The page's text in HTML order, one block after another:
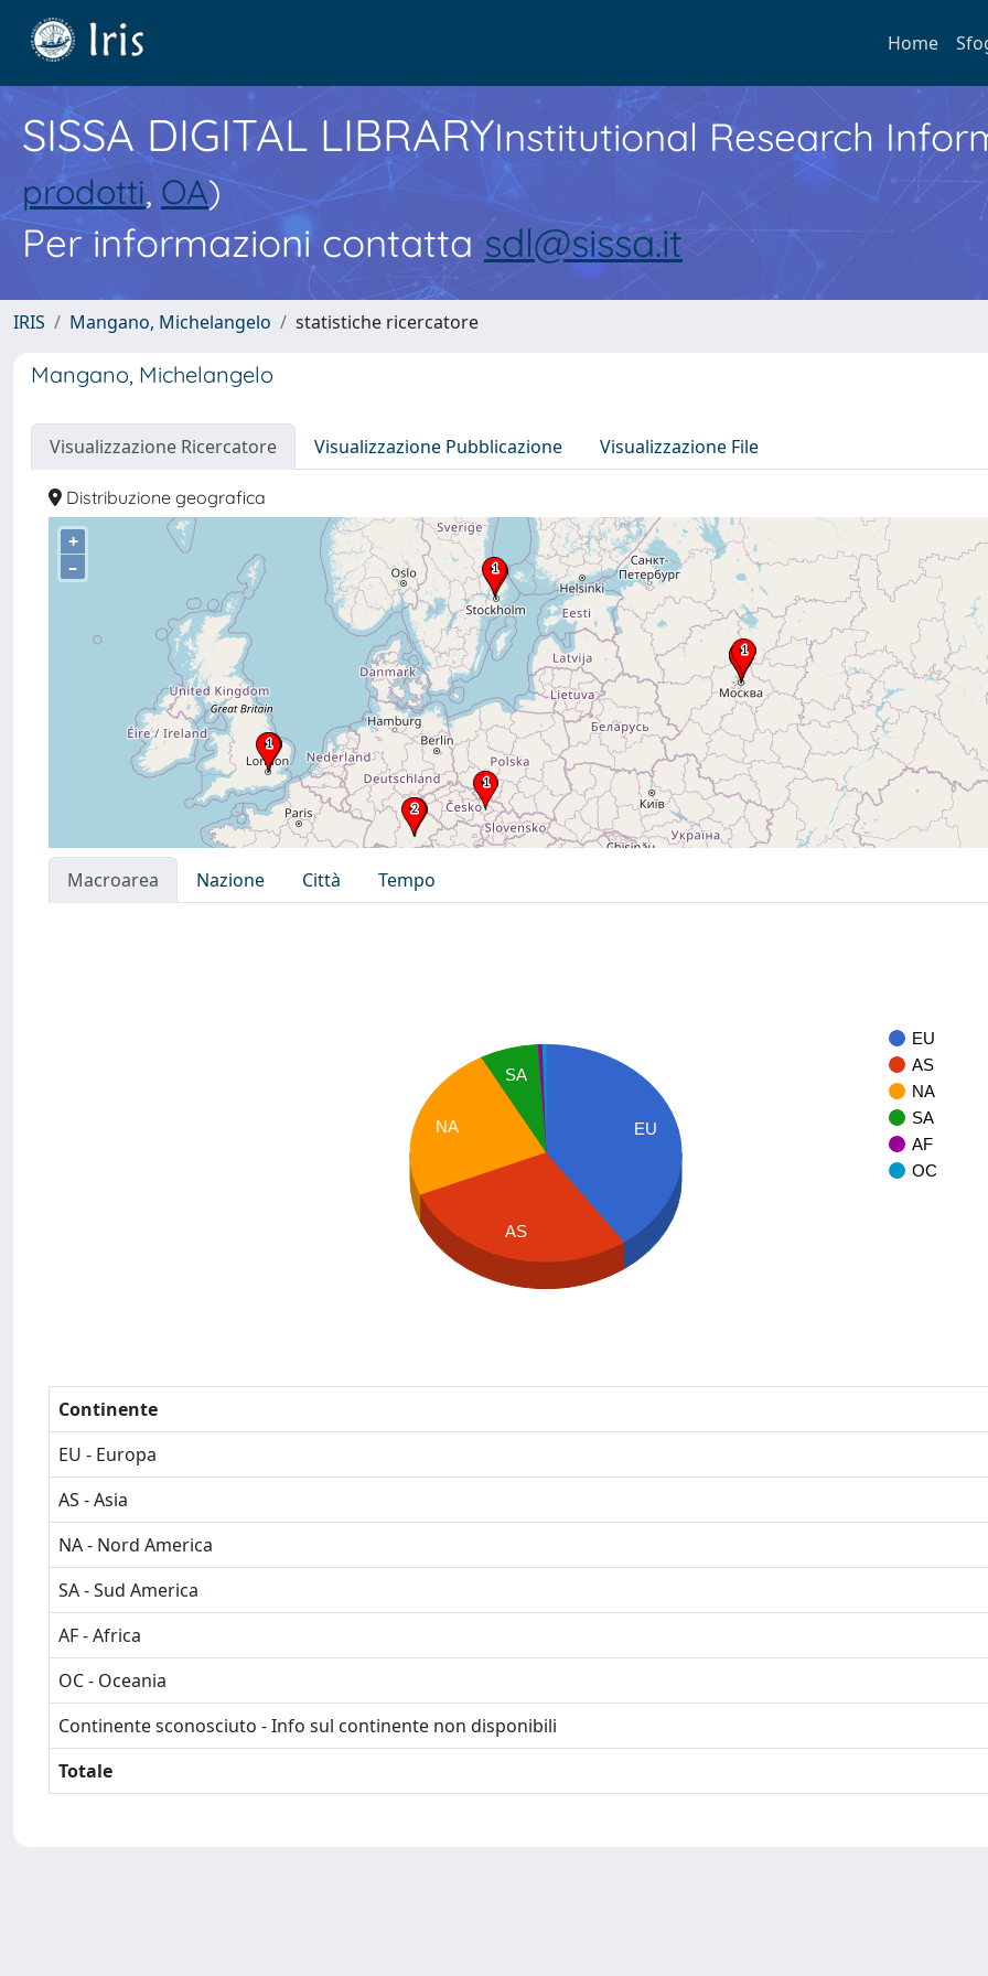
Home
SISSA DIGITAL LIBRARYInstitutional Research
prodotti, OA)
Per informazioni contatta sdl@sissa.it
IRIS Mangano, Michelangelo statistiche ricercatore
Mangano, Michelangelo
Visualizzazione Ricercatore Visualizzazione Pubblicazione Visualizzazione File
Distribuzione geografica
+
–
Macroarea Nazione Città Tempo
EU
AS
NA
SA
AF
OC
EU
SA
NA
AS
Continente
EU - Europa
AS - Asia
NA - Nord America
SA - Sud America
AF - Africa
OC - Oceania
Continente sconosciuto - Info sul continente non disponibili
Totale